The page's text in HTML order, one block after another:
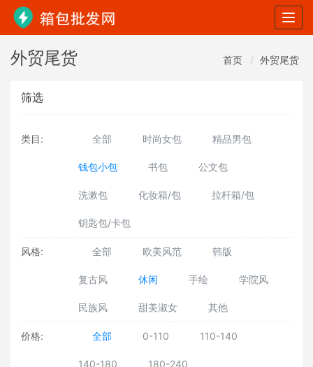
外贸尾货 首页 外贸尾货
筛选
类目: 全部 时尚女包 精品男包
钱包小包 书包 公文包
洗漱包 化妆箱/包 拉杆箱/包
钥匙包/卡包
风格: 全部 欧美风范 韩版
复古风 休闲 手绘 学院风
民族风 甜美淑女 其他
价格: 全部 0-110 110-140
140-180 180-240